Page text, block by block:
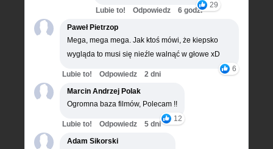
29
Lubie to! Odpowiedz
6 godz.
Paweł Pietrzop
Mega, mega mega. Jak ktoś mówi, że kiepsko
wygląda to musi się nieźle walnąć w głowe xD
6
Lubie to! Odpowiedz
2 dni
Marcin Andrzej Polak
Ogromna baza filmów, Polecam !!
12
Lubie to! Odpowiedz
5 dni
Adam Sikorski